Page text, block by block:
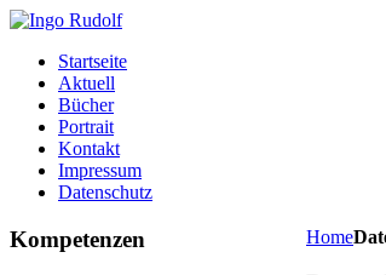
Startseite
Aktuell
Bücher
Portrait
Kontakt
Impressum
Datenschutz
Home
Kompetenzen